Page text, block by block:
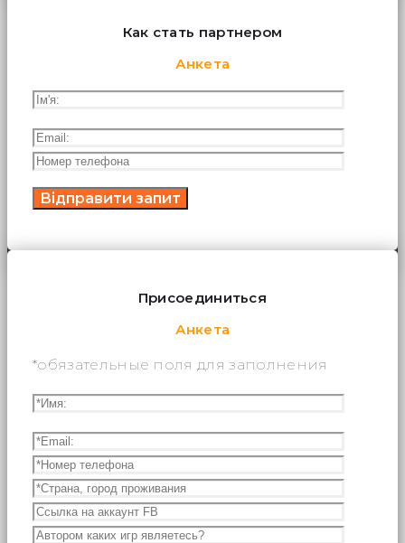
Как стать партнером
Анкета
Присоединиться
Анкета
*обязательные поля для заполнения